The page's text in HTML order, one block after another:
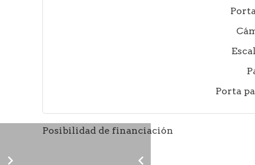
Porta
Posibilidad de financiación